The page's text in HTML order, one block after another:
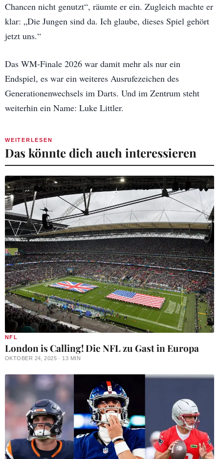
Chancen nicht genutzt“, räumte er ein. Zugleich machte er
klar: „Die Jungen sind da. Ich glaube, dieses Spiel gehört
jetzt uns.“
Das WM-Finale 2026 war damit mehr als nur ein
Endspiel, es war ein weiteres Ausrufezeichen des
Generationenwechsels im Darts. Und im Zentrum steht
weiterhin ein Name: Luke Littler.
WEITERLESEN
Das könnte dich auch interessieren
NFL
London is Calling! Die NFL zu Gast in Europa
OKTOBER 24, 2025 · 13 MIN